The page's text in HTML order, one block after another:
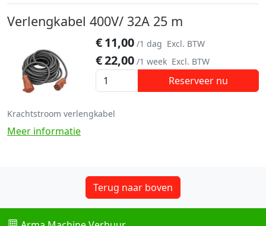
Verlengkabel 400V/ 32A 25 m
€11,00 /1 dag Excl. BTW
€22,00 /1 week Excl. BTW
Reserveer nu
Krachtstroom verlengkabel
Meer informatie
Terug naar boven